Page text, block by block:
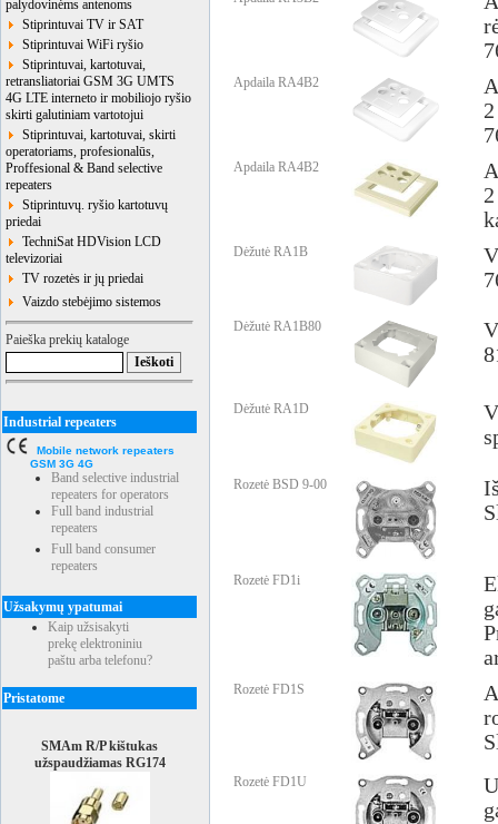
palydovinėms antenoms
Stiprintuvai TV ir SAT
Stiprintuvai WiFi ryšio
Stiprintuvai, kartotuvai,
retransliatoriai GSM 3G UMTS
4G LTE interneto ir mobiliojo ryšio
skirti galutiniam vartotojui
Stiprintuvai, kartotuvai, skirti
operatoriams, profesionalūs,
Proffesional & Band selective
repeaters
Stiprintuvų. ryšio kartotuvų
priedai
TechniSat HDVision LCD
televizoriai
TV rozetės ir jų priedai
Vaizdo stebėjimo sistemos
Paieška prekių kataloge
Industrial repeaters
Mobile network repeaters
GSM 3G 4G
Band selective industrial
repeaters for operators
Full band industrial
repeaters
Full band consumer
repeaters
Užsakymų ypatumai
Kaip užsisakyti
prekę elektroniniu
paštu arba telefonu?
Pristatome
SMAm R/P kištukas
užspaudžiamas RG174
Apdaila RA4B2
Apdaila RA4B2
Dėžutė RA1B
Dėžutė RA1B80
Dėžutė RA1D
Rozetė BSD 9-00
Rozetė FD1i
Rozetė FD1S
Rozetė FD1U